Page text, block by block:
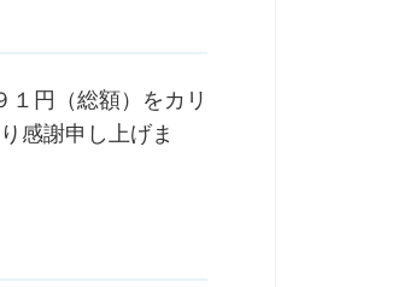
１円（総額）をカリ
感謝申し上げま